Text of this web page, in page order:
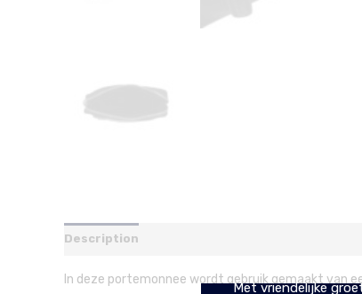
Description
In deze portemonnee wordt gebruik gemaakt van
Met vriendelijke